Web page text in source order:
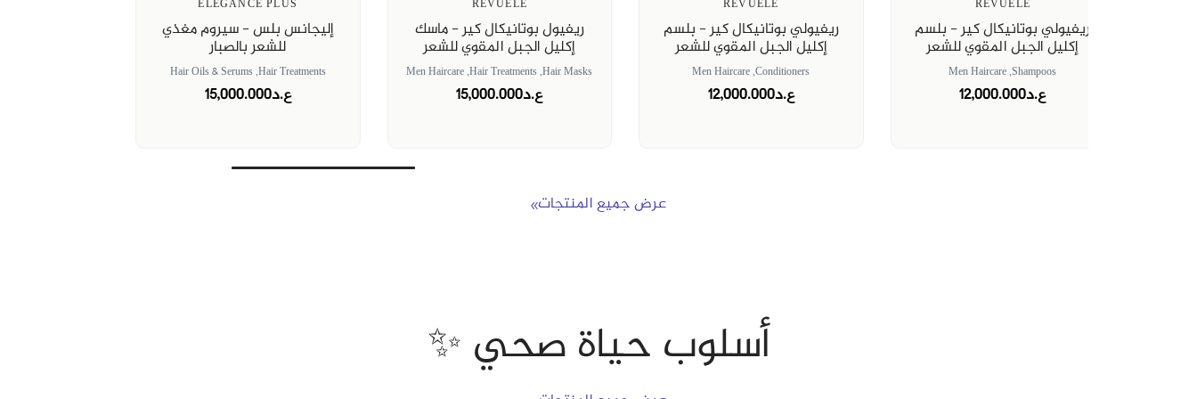
ELEGANCE PLUS
إليجانس بلس - سيروم مغذي
للشعر بالصبار
Hair Treatments,
Hair Oils & Serums
ع.د15,000.000
REVUELE
ريفيول بوتانيكال كير - ماسك
إكليل الجبل المقوي للشعر
Hair Masks,
Hair Treatments,
Men Haircare
ع.د15,000.000
REVUELE
ريفيولي بوتانيكال كير - بلسم
إكليل الجبل المقوي للشعر
Conditioners,
Men Haircare
ع.د12,000.000
REVUELE
ريفيولي بوتانيكال كير - بلسم
إكليل الجبل المقوي للشعر
Shampoos,
Men Haircare
ع.د12,000.000
عرض جميع المنتجات
أسلوب حياة صحي ✨